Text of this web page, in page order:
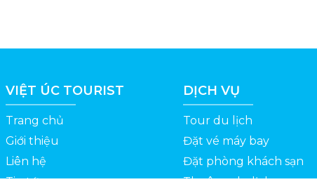
VIỆT ÚC TOURIST
Trang chủ
Giới thiệu
Liên hệ
Tin tức
DỊCH VỤ
Tour du lịch
Đặt vé máy bay
Đặt phòng khách sạn
Thuê xe du lịch